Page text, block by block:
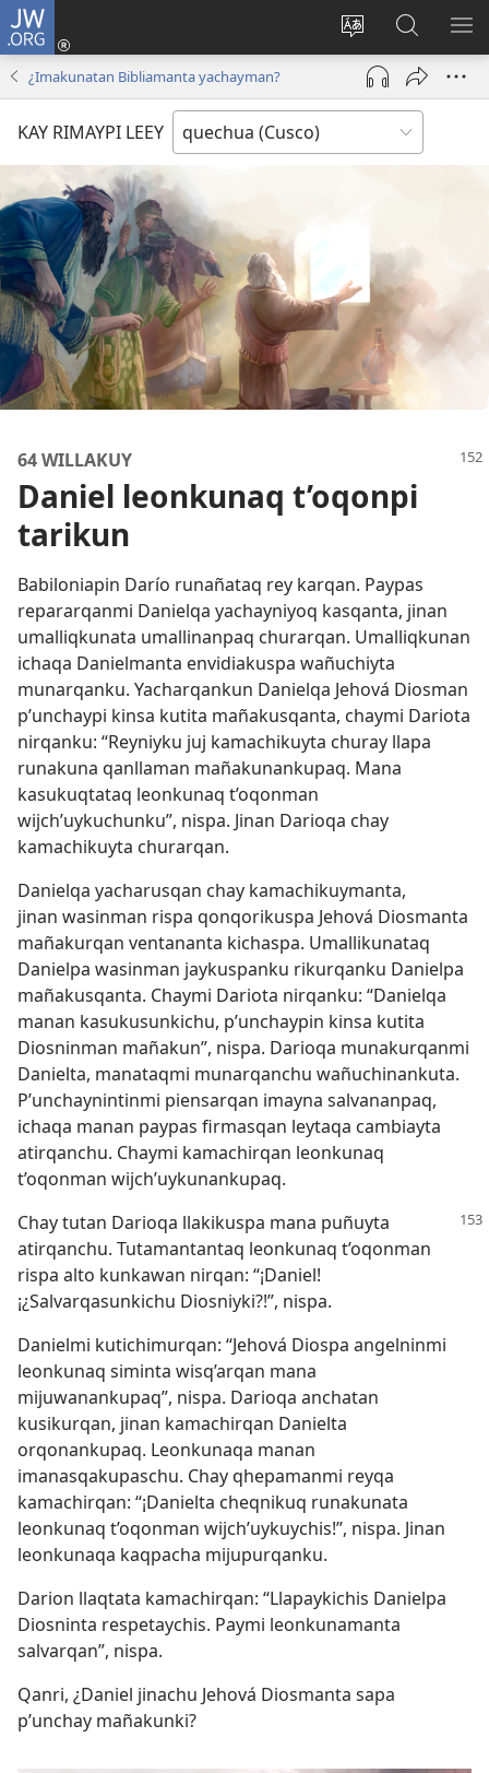
JW.ORG
Direccionpi
akllay
Sutiykiwan
jaykuy
(abre
nueva
JW.ORG
nisqapi
maskhay
¿Imakunatan Bibliamanta yachayman?
KAY RIMAYPI LEEY
64 WILLAKUY
Daniel leonkunaq t’oqonpi
tarikun
Babiloniapin Darío runañataq rey karqan. Paypas
repararqanmi Danielqa yachayniyoq kasqanta, jinan
umalliqkunata umallinanpaq churarqan. Umalliqkunan
ichaqa Danielmanta envidiakuspa wañuchiyta
munarqanku. Yacharqankun Danielqa Jehová Diosman
p’unchaypi kinsa kutita mañakusqanta, chaymi Dariota
nirqanku: “Reyniyku juj kamachikuyta churay llapa
runakuna qanllaman mañakunankupaq. Mana
kasukuqtataq leonkunaq t’oqonman
wijch’uykuchunku”, nispa. Jinan Darioqa chay
kamachikuyta churarqan.
Danielqa yacharusqan chay kamachikuymanta,
jinan wasinman rispa qonqorikuspa Jehová Diosmanta
mañakurqan ventananta kichaspa. Umallikunataq
Danielpa wasinman jaykuspanku rikurqanku Danielpa
mañakusqanta. Chaymi Dariota nirqanku: “Danielqa
manan kasukusunkichu, p’unchaypin kinsa kutita
Diosninman mañakun”, nispa. Darioqa munakurqanmi
Danielta, manataqmi munarqanchu wañuchinankuta.
P’unchaynintinmi piensarqan imayna salvananpaq,
ichaqa manan paypas firmasqan leytaqa cambiayta
atirqanchu. Chaymi kamachirqan leonkunaq
t’oqonman wijch’uykunankupaq.
Chay tutan Darioqa llakikuspa mana puñuyta
atirqanchu. Tutamantantaq leonkunaq t’oqonman
rispa alto kunkawan nirqan: “¡Daniel!
¡¿Salvarqasunkichu Diosniyki?!”, nispa.
Danielmi kutichimurqan: “Jehová Diospa angelninmi
leonkunaq siminta wisq’arqan mana
mijuwanankupaq”, nispa. Darioqa anchatan
kusikurqan, jinan kamachirqan Danielta
orqonankupaq. Leonkunaqa manan
imanasqakupaschu. Chay qhepamanmi reyqa
kamachirqan: “¡Danielta cheqnikuq runakunata
leonkunaq t’oqonman wijch’uykuychis!”, nispa. Jinan
leonkunaqa kaqpacha mijupurqanku.
Darion llaqtata kamachirqan: “Llapaykichis Danielpa
Diosninta respetaychis. Paymi leonkunamanta
salvarqan”, nispa.
Qanri, ¿Daniel jinachu Jehová Diosmanta sapa
p’unchay mañakunki?